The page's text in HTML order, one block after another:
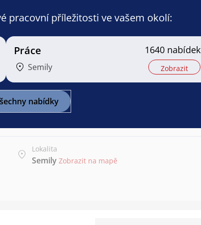
pracovní příležitosti ve vašem okolí:
Práce
Semily
1640 nabídek
Zobrazit
nabídky
Lokalita
Semily Zobrazit na mapě